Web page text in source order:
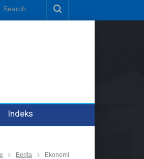
Nilai Investasi di Lamteng Tertinggi di
Indeks
Berita Ekonomi